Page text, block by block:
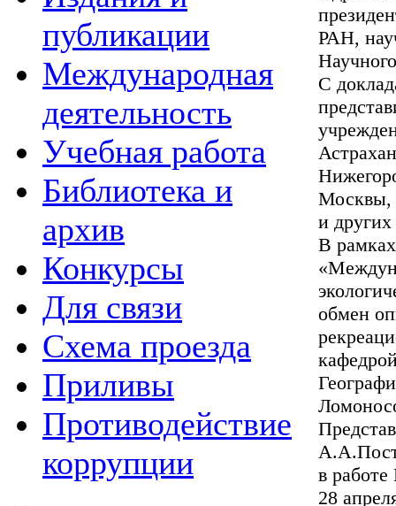
публикации
Международная
деятельность
Учебная работа
Библиотека и
архив
Конкурсы
Для связи
Схема проезда
Приливы
Противодействие
коррупции
РАН,
С
Москвы,
и
В
обмен
в
28